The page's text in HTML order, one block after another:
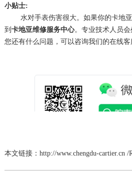
小贴士:
水对手表伤害很大。如果你的卡地亚
到 卡地亚维修服务中心。专业技术人员
您还有什么问题，可以咨询我们的在线
本文链接：http://www.chengdu-cartier.cn /